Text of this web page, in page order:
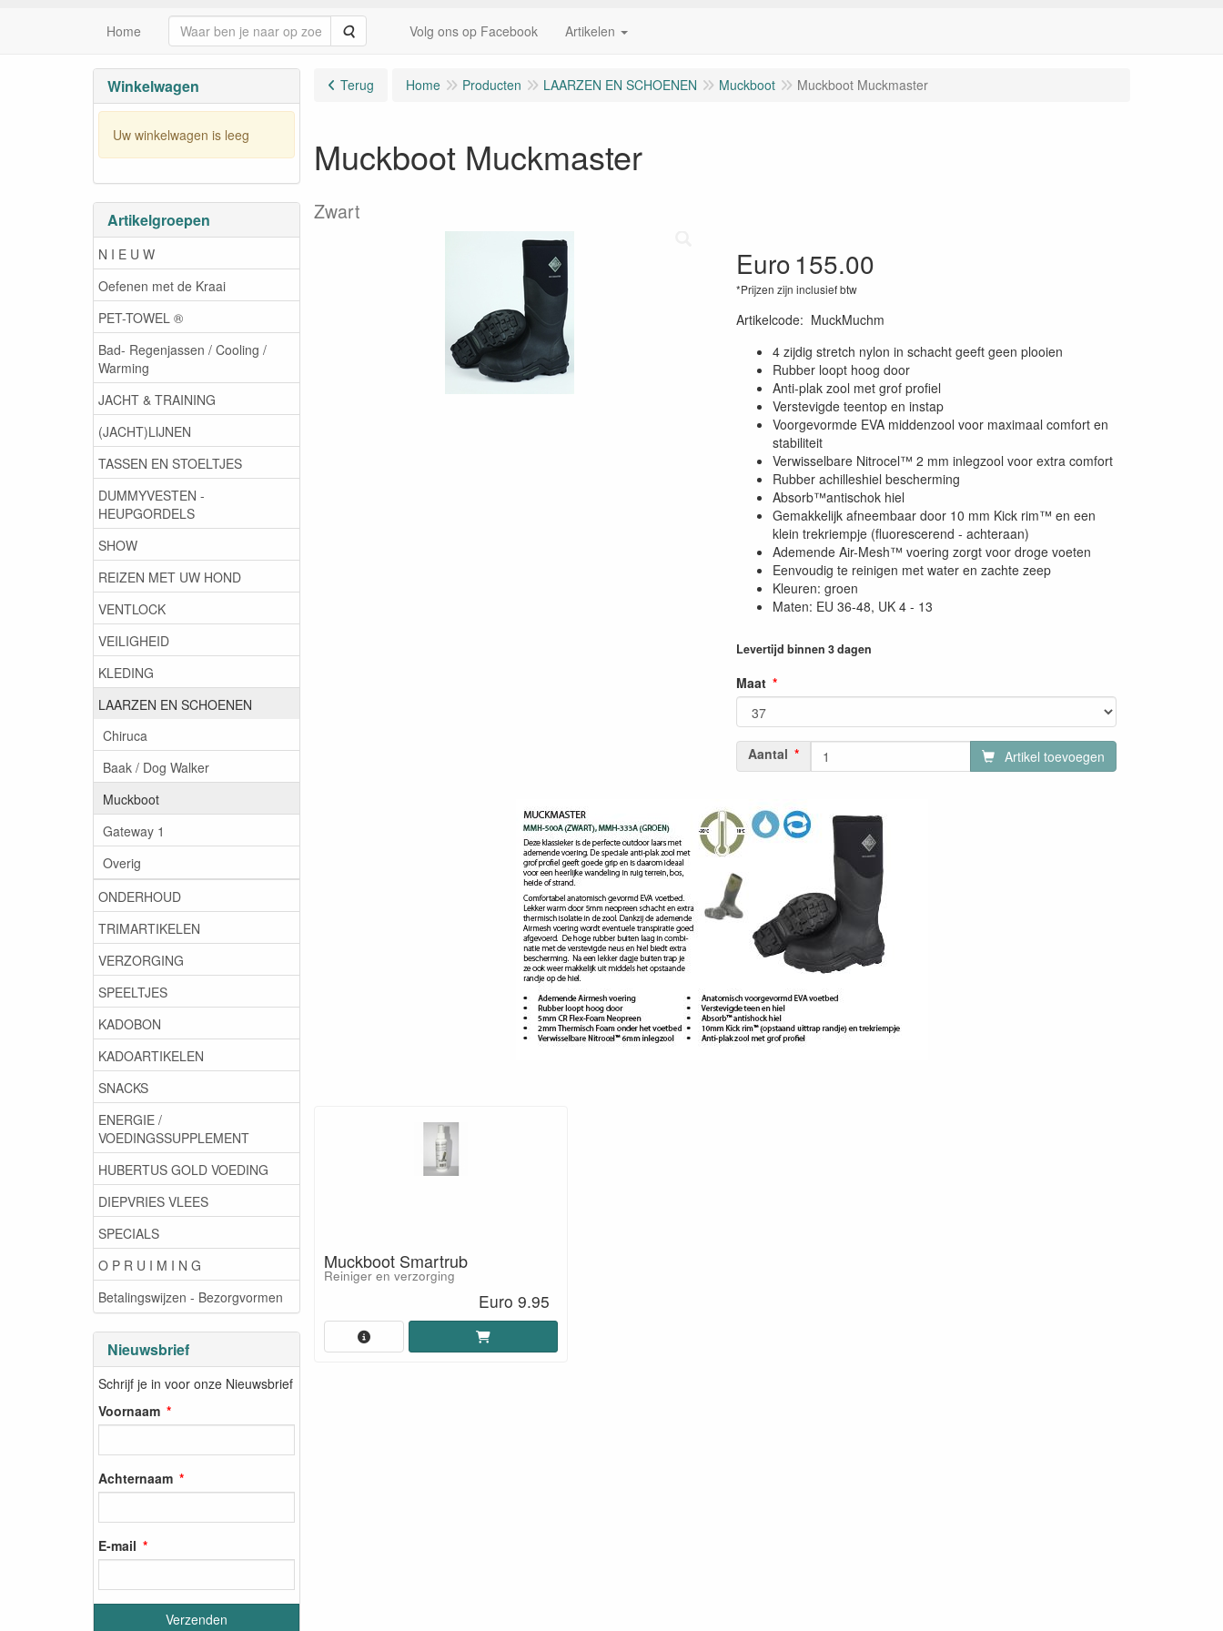
Home Zoeken Volg ons op Facebook Artikelen
Winkelwagen
Uw winkelwagen is leeg
Artikelgroepen
N I E U W
Oefenen met de Kraai
PET-TOWEL ®
Bad- Regenjassen / Cooling /
Warming
JACHT & TRAINING
(JACHT)LIJNEN
TASSEN EN STOELTJES
DUMMYVESTEN -
HEUPGORDELS
SHOW
REIZEN MET UW HOND
VENTLOCK
VEILIGHEID
KLEDING
LAARZEN EN SCHOENEN
Chiruca
Baak / Dog Walker
Muckboot
Gateway 1
Overig
ONDERHOUD
TRIMARTIKELEN
VERZORGING
SPEELTJES
KADOBON
KADOARTIKELEN
SNACKS
ENERGIE /
VOEDINGSSUPPLEMENT
HUBERTUS GOLD VOEDING
DIEPVRIES VLEES
SPECIALS
O P R U I M I N G
Betalingswijzen - Bezorgvormen
Nieuwsbrief
Schrijf je in voor onze Nieuwsbrief
Voornaam
Achternaam
E-mail
Terug Home Producten LAARZEN EN SCHOENEN Muckboot Muckboot Muckmaster
Muckboot Muckmaster
Zwart
Euro155.00
*Prijzen zijn inclusief btw
Artikelcode: MuckMuchm
4 zijdig stretch nylon in schacht geeft geen plooien
Rubber loopt hoog door
Anti-plak zool met grof profiel
Verstevigde teentop en instap
Voorgevormde EVA middenzool voor maximaal comfort en
stabiliteit
Verwisselbare Nitrocel™ 2 mm inlegzool voor extra comfort
Rubber achilleshiel bescherming
Absorb™antischok hiel
Gemakkelijk afneembaar door 10 mm Kick rim™ en een
klein trekriempje (fluorescerend - achteraan)
Ademende Air-Mesh™ voering zorgt voor droge voeten
Eenvoudig te reinigen met water en zachte zeep
Kleuren: groen
Maten: EU 36-48, UK 4 - 13
Levertijd binnen 3 dagen
Maat
Aantal Artikel toevoegen
Muckboot Smartrub
Reiniger en verzorging
Euro 9.95